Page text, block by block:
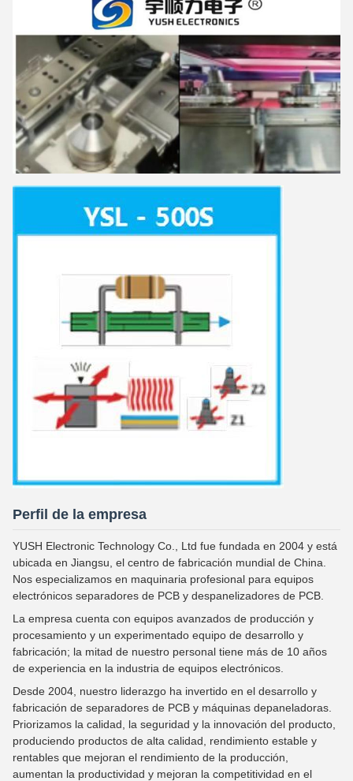
Perfil de la empresa
YUSH Electronic Technology Co., Ltd fue fundada en 2004 y está
ubicada en Jiangsu, el centro de fabricación mundial de China.
Nos especializamos en maquinaria profesional para equipos
electrónicos separadores de PCB y despanelizadores de PCB.
La empresa cuenta con equipos avanzados de producción y
procesamiento y un experimentado equipo de desarrollo y
fabricación; la mitad de nuestro personal tiene más de 10 años
de experiencia en la industria de equipos electrónicos.
Desde 2004, nuestro liderazgo ha invertido en el desarrollo y
fabricación de separadores de PCB y máquinas depaneladoras.
Priorizamos la calidad, la seguridad y la innovación del producto,
produciendo productos de alta calidad, rendimiento estable y
rentables que mejoran el rendimiento de la producción,
aumentan la productividad y mejoran la competitividad en el